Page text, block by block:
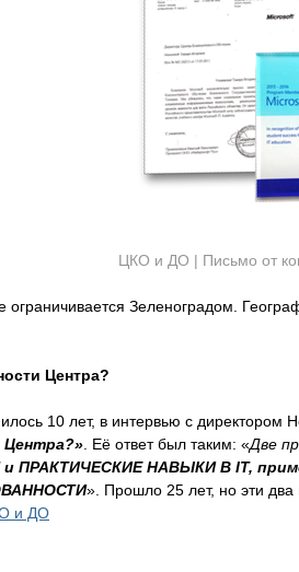
ЦКО и ДО | Письмо от
Зеленоградом.
Центра?
10 лет, в интервью с директором
Центра?» . Её ответ был таким: «Две
ПРАКТИЧЕСКИЕ НАВЫКИ В IT,
». Прошло 25 лет, но эти
и ДО